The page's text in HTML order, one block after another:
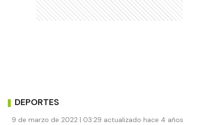
DEPORTES
9 de marzo de 2022 | 03:29 actualizado hace 4 años